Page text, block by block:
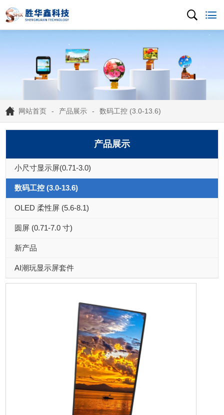
网站首页 产品展示 数码工控 (3.0-13.6)
产品展示
小尺寸显示屏(0.71-3.0)
数码工控 (3.0-13.6)
OLED 柔性屏 (5.6-8.1)
圆屏 (0.71-7.0 寸)
新产品
AI潮玩显示屏套件